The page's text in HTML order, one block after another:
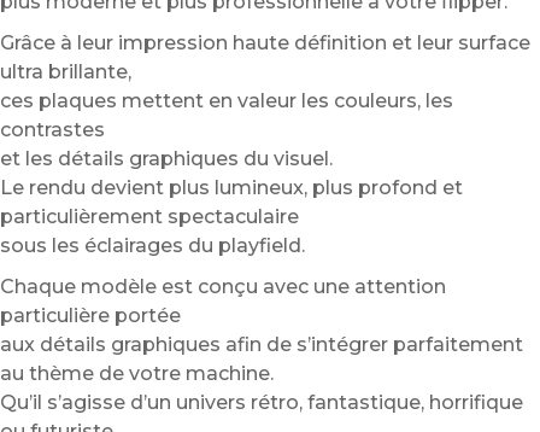
Grâce à leur impression haute définition et leur surface
ultra brillante,
ces plaques mettent en valeur les couleurs, les
contrastes
et les détails graphiques du visuel.
Le rendu devient plus lumineux, plus profond et
particulièrement spectaculaire
sous les éclairages du playfield.
Chaque modèle est conçu avec une attention
particulière portée
aux détails graphiques afin de s’intégrer parfaitement
au thème de votre machine.
Qu’il s’agisse d’un univers rétro, fantastique, horrifique